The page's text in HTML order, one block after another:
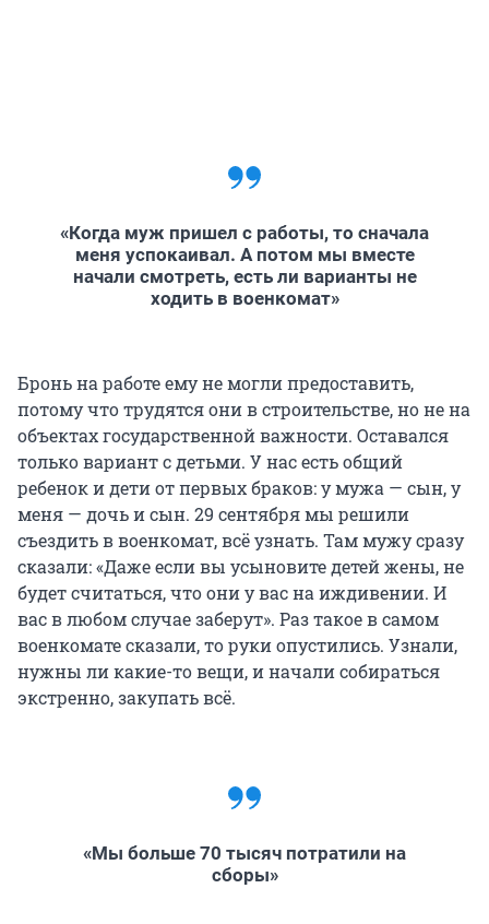
«Когда муж пришел с работы, то сначала
меня успокаивал. А потом мы вместе
начали смотреть, есть ли варианты не
ходить в военкомат»
Бронь на работе ему не могли предоставить,
потому что трудятся они в строительстве, но не на
объектах государственной важности. Оставался
только вариант с детьми. У нас есть общий
ребенок и дети от первых браков: у мужа — сын, у
меня — дочь и сын. 29 сентября мы решили
съездить в военкомат, всё узнать. Там мужу сразу
сказали: «Даже если вы усыновите детей жены, не
будет считаться, что они у вас на иждивении. И
вас в любом случае заберут». Раз такое в самом
военкомате сказали, то руки опустились. Узнали,
нужны ли какие-то вещи, и начали собираться
экстренно, закупать всё.
«Мы больше 70 тысяч потратили на
сборы»